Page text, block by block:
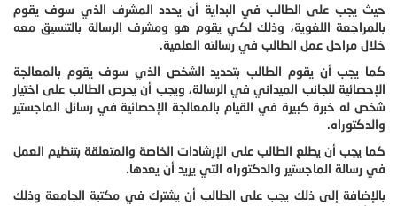
حيث يجب على الطالب في البداية أن يحدد المشرف الذي سوف يقوم
بالمراجعة اللغوية، وذلك لكي يقوم هو ومشرف الرسالة بالتنسيق معه
خلال مراحل عمل الطالب في رسالته العلمية.
كما يجب أن يقوم الطالب بتحديد الشخص الذي سوف يقوم بالمعالجة
الإحصائية للجانب الميداني في الرسالة، ويجب أن يحرص الطالب على اختيار
شخص له خبرة كبيرة في القيام بالمعالجة الإحصائية في رسائل الماجستير
والدكتوراه.
كما يجب أن يطلع الطالب على الإرشادات الخاصة والمتعلقة بتنظيم العمل
في رسالة الماجستير والدكتوراه التي يريد أن يعدها.
بالإضافة إلى ذلك يجب على الطالب أن يشترك في مكتبة الجامعة وذلك